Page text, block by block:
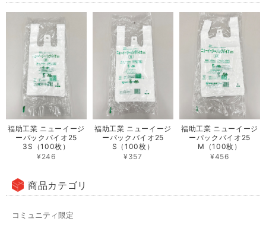
福助工業 ニューイージ
ーパックバイオ25
3S（100枚）
¥246
福助工業 ニューイージ
ーパックバイオ25
S（100枚）
¥357
福助工業 ニューイージ
ーパックバイオ25
M（100枚）
¥456
商品カテゴリ
コミュニティ限定